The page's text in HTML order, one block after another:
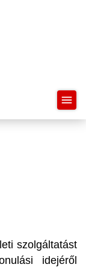
menu
szolgáltatást
idejéről